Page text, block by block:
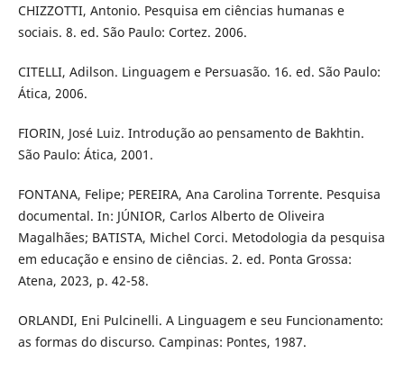
CHIZZOTTI, Antonio. Pesquisa em ciências humanas e
sociais. 8. ed. São Paulo: Cortez. 2006.
CITELLI, Adilson. Linguagem e Persuasão. 16. ed. São Paulo:
Ática, 2006.
FIORIN, José Luiz. Introdução ao pensamento de Bakhtin.
São Paulo: Ática, 2001.
FONTANA, Felipe; PEREIRA, Ana Carolina Torrente. Pesquisa
documental. In: JÚNIOR, Carlos Alberto de Oliveira
Magalhães; BATISTA, Michel Corci. Metodologia da pesquisa
em educação e ensino de ciências. 2. ed. Ponta Grossa:
Atena, 2023, p. 42-58.
ORLANDI, Eni Pulcinelli. A Linguagem e seu Funcionamento:
as formas do discurso. Campinas: Pontes, 1987.